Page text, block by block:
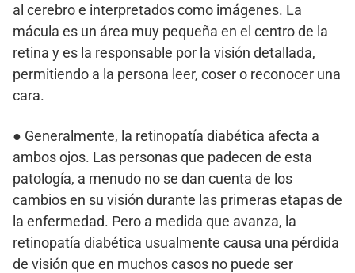
al cerebro e interpretados como imágenes. La
mácula es un área muy pequeña en el centro de la
retina y es la responsable por la visión detallada,
permitiendo a la persona leer, coser o reconocer una
cara.
● Generalmente, la retinopatía diabética afecta a
ambos ojos. Las personas que padecen de esta
patología, a menudo no se dan cuenta de los
cambios en su visión durante las primeras etapas de
la enfermedad. Pero a medida que avanza, la
retinopatía diabética usualmente causa una pérdida
de visión que en muchos casos no puede ser